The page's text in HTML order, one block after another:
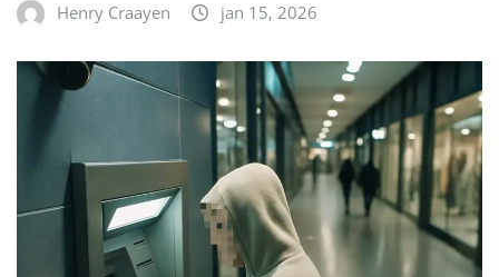
Henry Craayen jan 15, 2026